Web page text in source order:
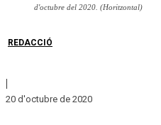
d'octubre del 2020. (Horitzontal)
REDACCIÓ
|
20 d'octubre de 2020